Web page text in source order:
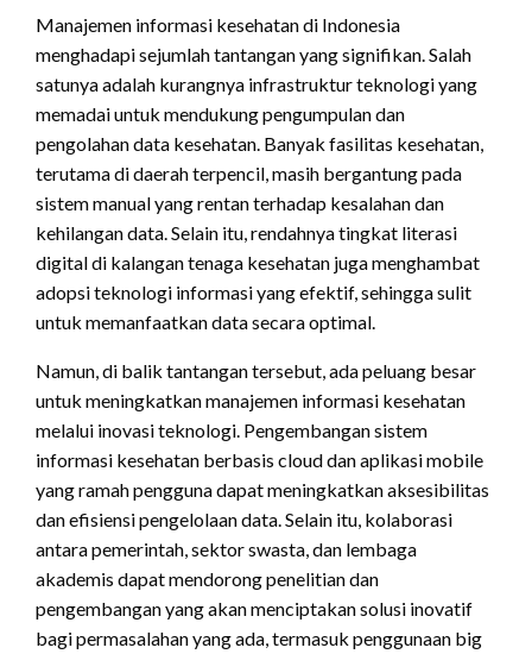
Manajemen informasi kesehatan di Indonesia
menghadapi sejumlah tantangan yang signifikan. Salah
satunya adalah kurangnya infrastruktur teknologi yang
memadai untuk mendukung pengumpulan dan
pengolahan data kesehatan. Banyak fasilitas kesehatan,
terutama di daerah terpencil, masih bergantung pada
sistem manual yang rentan terhadap kesalahan dan
kehilangan data. Selain itu, rendahnya tingkat literasi
digital di kalangan tenaga kesehatan juga menghambat
adopsi teknologi informasi yang efektif, sehingga sulit
untuk memanfaatkan data secara optimal.
Namun, di balik tantangan tersebut, ada peluang besar
untuk meningkatkan manajemen informasi kesehatan
melalui inovasi teknologi. Pengembangan sistem
informasi kesehatan berbasis cloud dan aplikasi mobile
yang ramah pengguna dapat meningkatkan aksesibilitas
dan efisiensi pengelolaan data. Selain itu, kolaborasi
antara pemerintah, sektor swasta, dan lembaga
akademis dapat mendorong penelitian dan
pengembangan yang akan menciptakan solusi inovatif
bagi permasalahan yang ada, termasuk penggunaan big